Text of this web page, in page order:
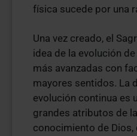
física sucede por una
Una vez creado, el
idea de la evolución
más avanzadas con
mayores sentidos. La
evolución continua es
grandes atributos de
conocimiento de Dios,